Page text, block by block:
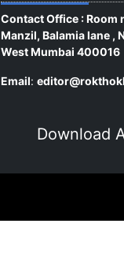
Contact Office : Room
Manzil, Balamia lane ,
West Mumbai 400016
Email:
Download